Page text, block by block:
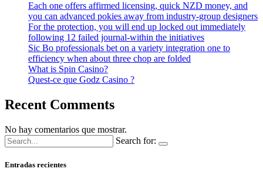
Each one offers affirmed licensing, quick NZD money, and
you can advanced pokies away from industry-group designers
For the protection, you will end up locked out immediately
following 12 failed journal-within the initiatives
Sic Bo professionals bet on a variety integration one to
efficiency when about three chop are folded
What is Spin Casino?
Quest-ce que Godz Casino ?
Recent Comments
No hay comentarios que mostrar.
Search for:
Entradas recientes